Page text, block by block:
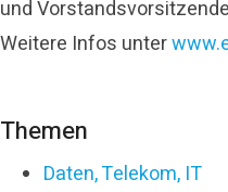
und
Weitere Infos unter
Themen
Daten, Telekom, IT